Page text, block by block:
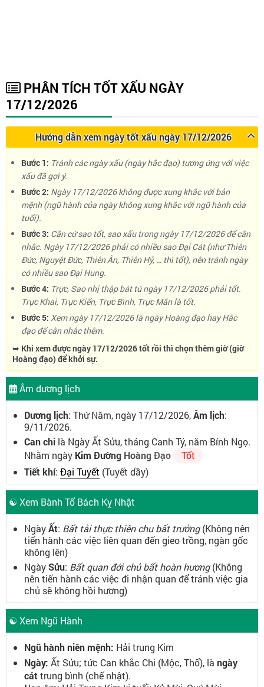
PHÂN TÍCH TỐT XẤU NGÀY
17/12/2026
Hướng dẫn xem ngày tốt xấu ngày 17/12/2026
Bước 1: Tránh các ngày xấu (ngày hắc đạo) tương ứng với việc
xấu đã gợi ý.
Bước 2: Ngày 17/12/2026 không được xung khắc với bản
mệnh (ngũ hành của ngày không xung khắc với ngũ hành của
tuổi).
Bước 3: Căn cứ sao tốt, sao xấu trong ngày 17/12/2026 để cân
nhắc. Ngày 17/12/2026 phải có nhiều sao Đại Cát (như Thiên
Đức, Nguyệt Đức, Thiên Ân, Thiên Hỷ, … thì tốt), nên tránh ngày
có nhiều sao Đại Hung.
Bước 4: Trực, Sao nhị thập bát tú ngày 17/12/2026 phải tốt.
Trực Khai, Trực Kiến, Trực Bình, Trực Mãn là tốt.
Bước 5: Xem ngày 17/12/2026 là ngày Hoàng đạo hay Hắc
đạo để cân nhắc thêm.
➥ Khi xem được ngày 17/12/2026 tốt rồi thì chọn thêm giờ (giờ
Hoàng đạo) để khởi sự.
Âm dương lịch
Dương lịch: Thứ Năm, ngày 17/12/2026,Âm lịch:
9/11/2026.
Can chi là Ngày Ất Sửu, tháng Canh Tý, năm Bính Ngọ.
Nhằm ngày Kim Đường Hoàng Đạo
Tốt
Tiết khí: Đại Tuyết (Tuyết dầy)
☯ Xem Bành Tổ Bách Kỵ Nhật
NgàyẤt: Bất tải thực thiên chu bất trưởng(Không nên
tiến hành các việc liên quan đến gieo trồng, ngàn gốc
không lên)
NgàySửu: Bất quan đới chủ bất hoàn hương(Không
nên tiến hành các việc đi nhận quan để tránh việc gia
chủ sẽ không hồi hương)
☯ Xem Ngũ Hành
Ngũ hành niên mệnh: Hải trung Kim
Ngày: Ất Sửu; tức Can khắc Chi (Mộc, Thổ), là ngày
cát trung bình (chế nhật).